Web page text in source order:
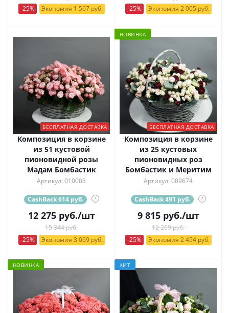
-25%
Экономия 1 567 руб.
-25%
Экономия 2 005 руб.
БЕСПЛАТНАЯ ДОСТАВКА
Композиция в корзине
из 51 кустовой
пионовидной розы
Мадам Бомбастик
Артикул: 010003
CashBack 614 руб. ?
12 275руб./шт
15 344 руб.
-25%
Экономия 3 069 руб.
НОВИНКА
БЕСПЛАТНАЯ ДОСТАВКА
Композиция в корзине
из 25 кустовых
пионовидных роз
Бомбастик и Меритим
Артикул: 009674
CashBack 491 руб. ?
9 815руб./шт
12 269 руб.
-25%
Экономия 2 454 руб.
НОВИНКА ХИТ